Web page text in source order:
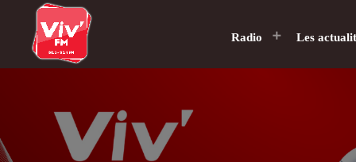
Radio Les